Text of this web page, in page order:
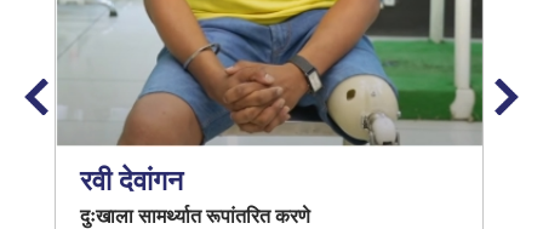
रवी देवांगन
दुःखाला सामर्थ्यात रूपांतरित करणे